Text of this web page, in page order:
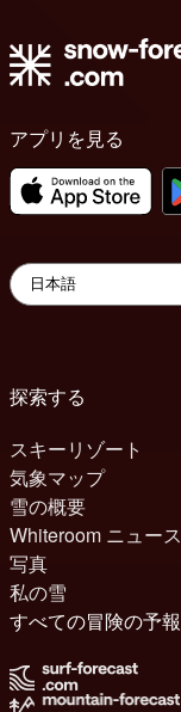
アプリを見る
探索する
スキーリゾート
気象マップ
雪の概要
Whiteroom ニュース
写真
私の雪
すべての冒険の予報